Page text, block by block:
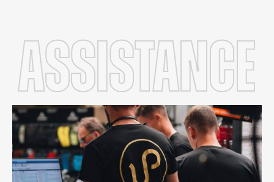
Assistance